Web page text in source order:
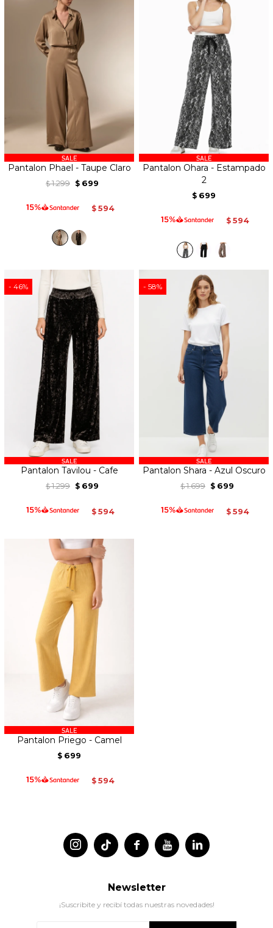
Pantalon Phael - Taupe Claro
$ 1.299 $ 699
$ 594
Pantalon Ohara - Estampado
2
$ 699
$ 594
46
Pantalon Tavilou - Cafe
$ 1.299 $ 699
$ 594
58
Pantalon Shara - Azul Oscuro
$ 1.699 $ 699
$ 594
Pantalon Priego - Camel
$ 699
$ 594
 
 
Newsletter
¡Suscribite y recibí todas nuestras novedades!